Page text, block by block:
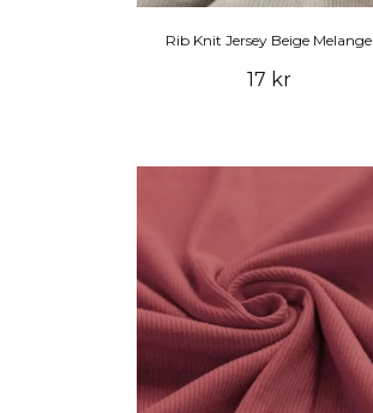
Rib Knit Jersey Beige Melange
17 kr